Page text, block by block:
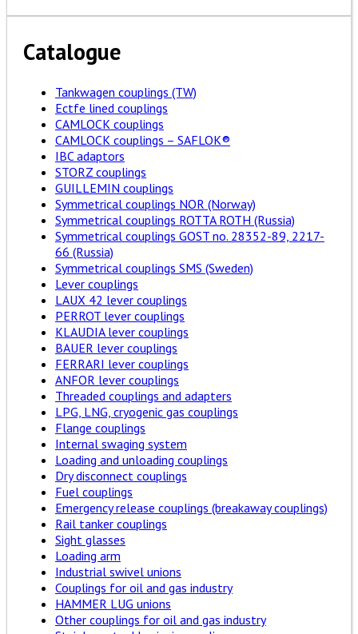
Catalogue
Tankwagen couplings (TW)
Ectfe lined couplings
CAMLOCK couplings
CAMLOCK couplings – SAFLOK®
IBC adaptors
STORZ couplings
GUILLEMIN couplings
Symmetrical couplings NOR (Norway)
Symmetrical couplings ROTTA ROTH (Russia)
Symmetrical couplings GOST no. 28352-89, 2217-
66 (Russia)
Symmetrical couplings SMS (Sweden)
Lever couplings
LAUX 42 lever couplings
PERROT lever couplings
KLAUDIA lever couplings
BAUER lever couplings
FERRARI lever couplings
ANFOR lever couplings
Threaded couplings and adapters
LPG, LNG, cryogenic gas couplings
Flange couplings
Internal swaging system
Loading and unloading couplings
Dry disconnect couplings
Fuel couplings
Emergency release couplings (breakaway couplings)
Rail tanker couplings
Sight glasses
Loading arm
Industrial swivel unions
Couplings for oil and gas industry
HAMMER LUG unions
Other couplings for oil and gas industry